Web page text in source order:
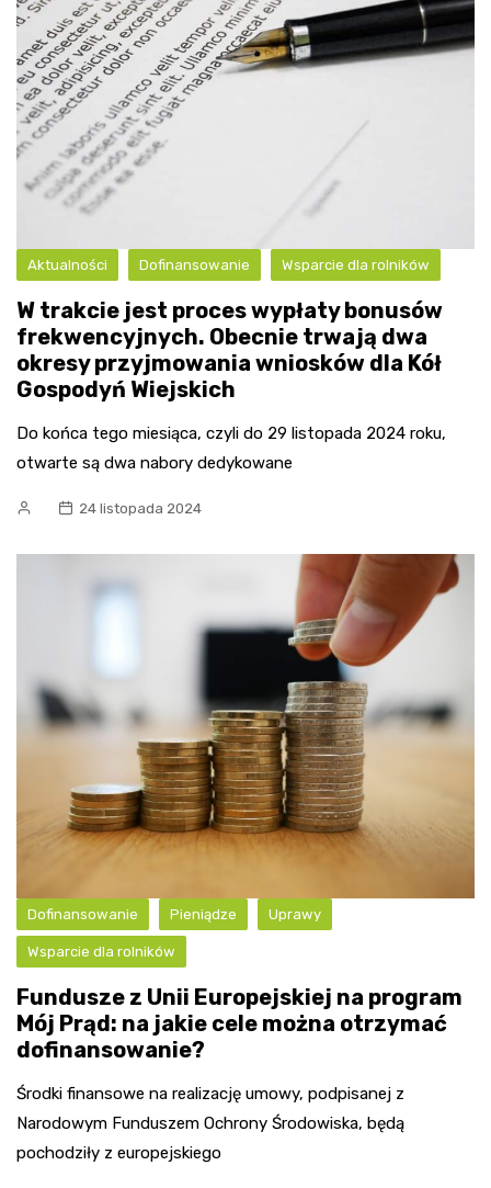
Aktualności Dofinansowanie Wsparcie dla rolników
W trakcie jest proces wypłaty bonusów
frekwencyjnych. Obecnie trwają dwa
okresy przyjmowania wniosków dla Kół
Gospodyń Wiejskich
Do końca tego miesiąca, czyli do 29 listopada 2024 roku,
otwarte są dwa nabory dedykowane
24 listopada 2024
Dofinansowanie Pieniądze Uprawy
Wsparcie dla rolników
Fundusze z Unii Europejskiej na program
Mój Prąd: na jakie cele można otrzymać
dofinansowanie?
Środki finansowe na realizację umowy, podpisanej z
Narodowym Funduszem Ochrony Środowiska, będą
pochodziły z europejskiego